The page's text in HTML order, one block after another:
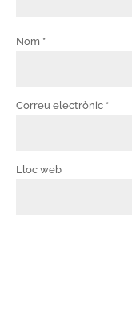
Nom *
Correu electrònic *
Lloc web